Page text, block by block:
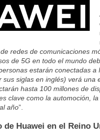
redes de comunicaciones
de 5G en todo el mundo
estarán conectadas
sus siglas en inglés) verá
hasta 100 millones de
clave como la automoción,
año”.
de Huawei en el Reino